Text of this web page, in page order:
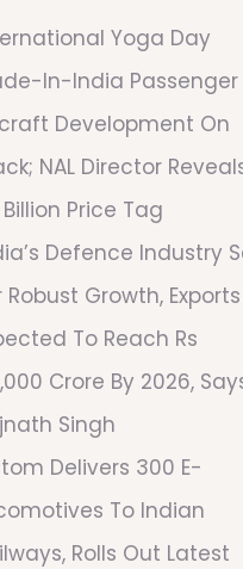
Yoga Day
In-India Passenger
Development On
NAL Director
Price Tag
Defence Industry
Robust Growth, Exports
To Reach Rs
Crore By 2026,
Singh
Delivers 300 E-
To Indian
Rolls Out Latest